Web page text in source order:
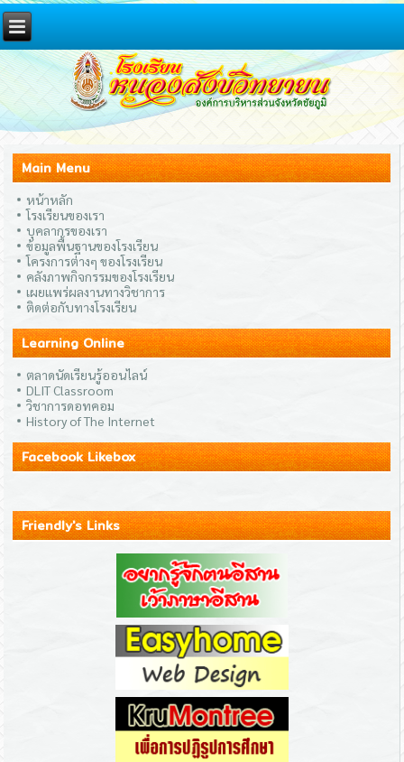
Main Menu
หน้าหลัก
โรงเรียนของเรา
บุคลากรของเรา
ข้อมูลพื้นฐานของโรงเรียน
โครงการต่างๆ ของโรงเรียน
คลังภาพกิจกรรมของโรงเรียน
เผยแพร่ผลงานทางวิชาการ
ติดต่อกับทางโรงเรียน
Learning Online
ตลาดนัดเรียนรู้ออนไลน์
DLIT Classroom
วิชาการดอทคอม
History of The Internet
Facebook Likebox
Friendly's Links